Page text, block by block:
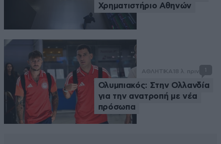
Χρηματιστήριο Αθηνών
ΑΘΛΗΤΙΚΑ 18 λ. πριν 1
Ολυμπιακός: Στην Ολλανδία
για την ανατροπή με νέα
πρόσωπα